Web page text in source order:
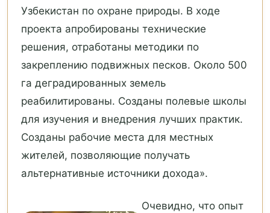
Узбекистан по охране природы. В ходе
проекта апробированы технические
решения, отработаны методики по
закреплению подвижных песков. Около 500
га деградированных земель
реабилитированы. Созданы полевые школы
для изучения и внедрения лучших практик.
Созданы рабочие места для местных
жителей, позволяющие получать
альтернативные источники дохода».
Очевидно, что опыт